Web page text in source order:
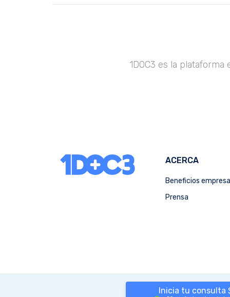
1DOC3 es la
Inicia tu consulta
ACERCA
Beneficios
Prensa